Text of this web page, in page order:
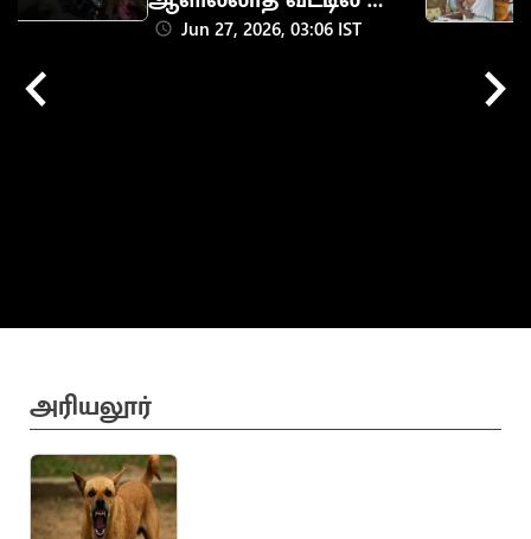
சவரன் திருட்டு
Jun 27, 2026, 03:06 IST
அரியலூர்